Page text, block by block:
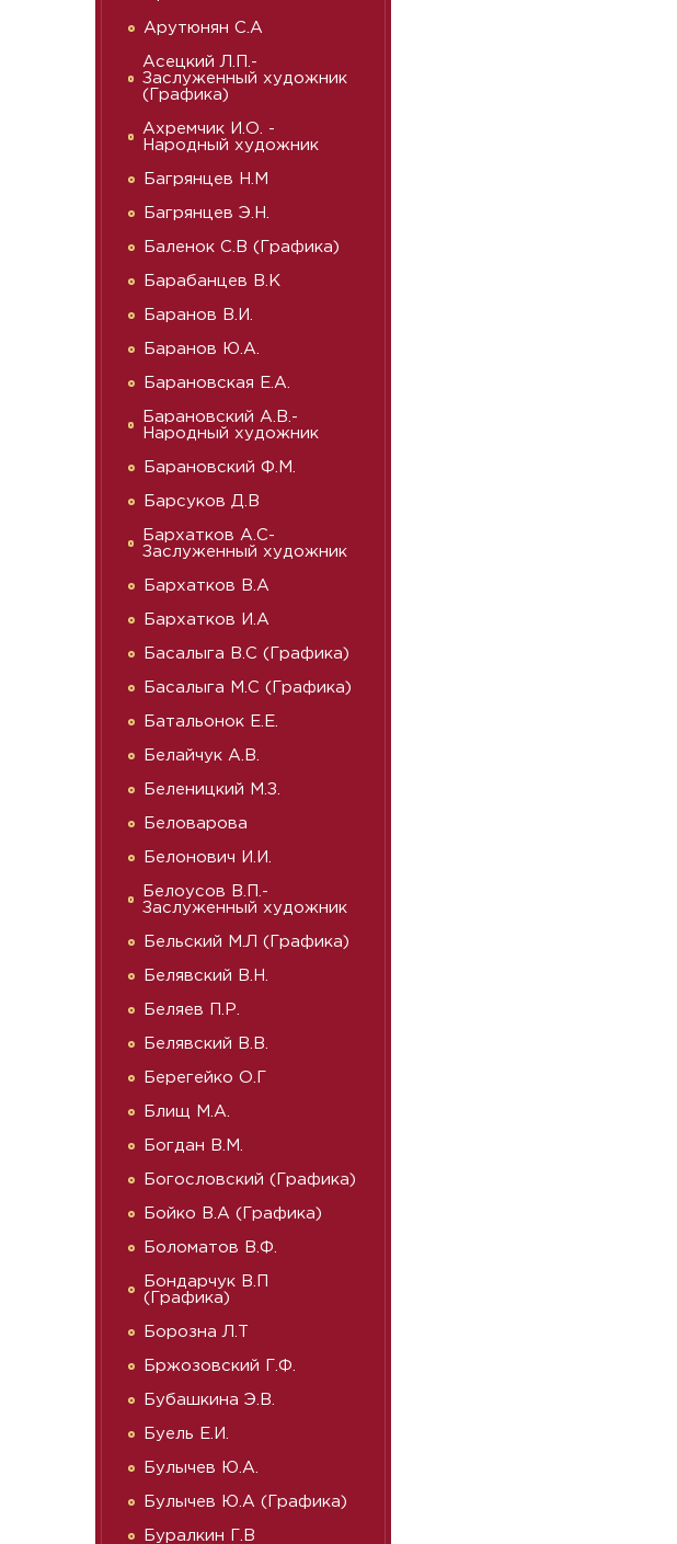
Арутюнян С.А
Асецкий Л.П.-
Заслуженный художник
(Графика)
Ахремчик И.О. -
Народный художник
Багрянцев Н.М
Багрянцев Э.Н.
Баленок С.В (Графика)
Барабанцев В.К
Баранов В.И.
Баранов Ю.А.
Барановская Е.А.
Барановский А.В.-
Народный художник
Барановский Ф.М.
Барсуков Д.В
Бархатков А.С-
Заслуженный художник
Бархатков В.А
Бархатков И.А
Басалыга В.С (Графика)
Басалыга М.С (Графика)
Батальонок Е.Е.
Белайчук А.В.
Беленицкий М.З.
Беловарова
Белонович И.И.
Белоусов В.П.-
Заслуженный художник
Бельский М.Л (Графика)
Белявский В.Н.
Беляев П.Р.
Белявский В.В.
Берегейко О.Г
Блищ М.А.
Богдан В.М.
Богословский (Графика)
Бойко В.А (Графика)
Боломатов В.Ф.
Бондарчук В.П
(Графика)
Борозна Л.Т
Бржозовский Г.Ф.
Бубашкина Э.В.
Буель Е.И.
Булычев Ю.А.
Булычев Ю.А (Графика)
Буралкин Г.В